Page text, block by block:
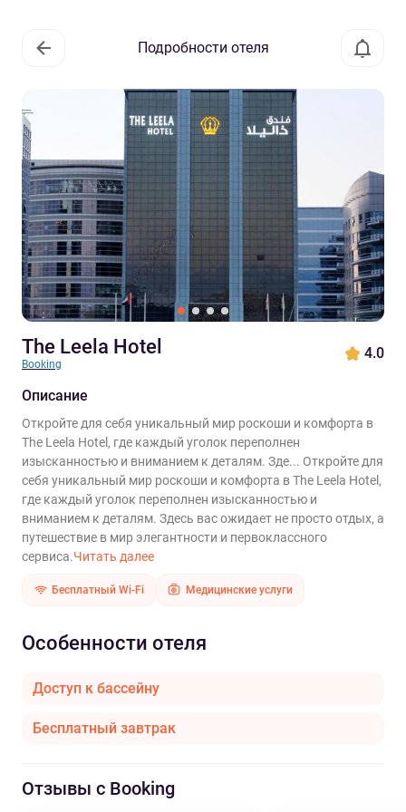
Подробности отеля
The Leela Hotel
Booking
4.0
Описание
Откройте для себя уникальный мир роскоши и комфорта в
The Leela Hotel, где каждый уголок переполнен
изысканностью и вниманием к деталям. Зде... Откройте для
себя уникальный мир роскоши и комфорта в The Leela Hotel,
где каждый уголок переполнен изысканностью и
вниманием к деталям. Здесь вас ожидает не просто отдых, а
путешествие в мир элегантности и первоклассного
сервиса.Читать далее
Бесплатный Wi-Fi Медицинские услуги
Особенности отеля
Доступ к бассейну
Бесплатный завтрак
Отзывы с Booking